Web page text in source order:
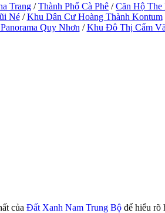
Trang /Thành Phố Cà Phê /Căn Hộ The
Né/Khu Dân Cư Hoàng Thành Kontum
Quy Nhơn /Khu Đô Thị Cẩm
của Đất Xanh Nam Trung Bộđể hiểu rõ